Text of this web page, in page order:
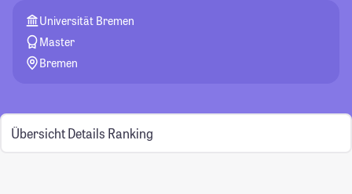
Universität Bremen
Master
Bremen
Übersicht Details Ranking